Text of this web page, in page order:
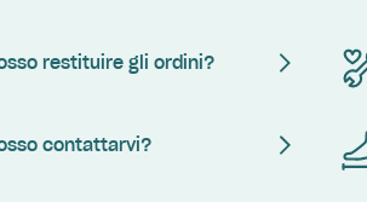
restituire gli ordini?
contattarvi?